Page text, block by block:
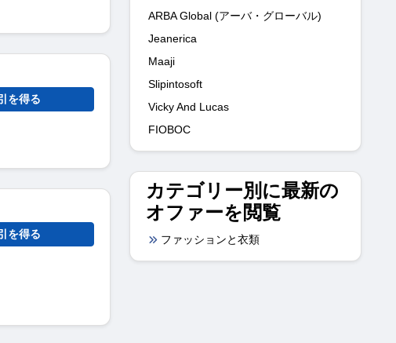
を得る
を得る
ARBA Global (アーバ・グローバル)
Jeanerica
Maaji
Slipintosoft
Vicky And Lucas
FIOBOC
カテゴリー別に最新の
オファーを閲覧
ファッションと衣類